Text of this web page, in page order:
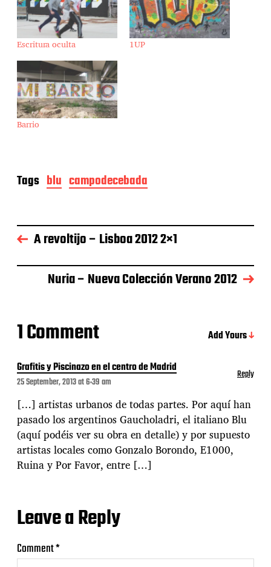
Escritura oculta 1UP
Barrio
Tags blu campodecebada
A revoltijo – Lisboa 2012 2×1
Nuria – Nueva Colección Verano 2012
1 Comment
Add Yours
Grafitis y Piscinazo en el centro de Madrid
25 September, 2013 at 6:39 am
[…] artistas urbanos de todas partes. Por aquí han
pasado los argentinos Gaucholadri, el italiano Blu
(aquí podéis ver su obra en detalle) y por supuesto
artistas locales como Gonzalo Borondo, E1000,
Ruina y Por Favor, entre […]
Reply
Leave a Reply
Comment*